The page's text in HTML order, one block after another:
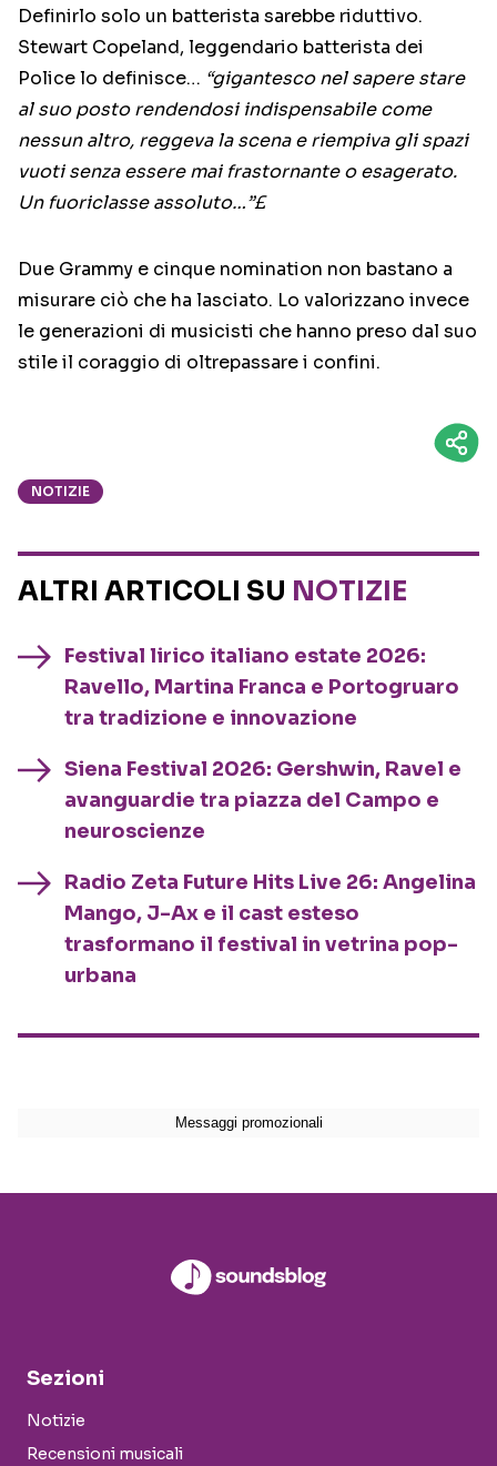
Definirlo solo un batterista sarebbe riduttivo.
Stewart Copeland, leggendario batterista dei
Police lo definisce… “gigantesco nel sapere stare
al suo posto rendendosi indispensabile come
nessun altro, reggeva la scena e riempiva gli spazi
vuoti senza essere mai frastornante o esagerato.
Un fuoriclasse assoluto…”£
Due Grammy e cinque nomination non bastano a
misurare ciò che ha lasciato. Lo valorizzano invece
le generazioni di musicisti che hanno preso dal suo
stile il coraggio di oltrepassare i confini.
NOTIZIE
ALTRI ARTICOLI SU NOTIZIE
Festival lirico italiano estate 2026:
Ravello, Martina Franca e Portogruaro
tra tradizione e innovazione
Siena Festival 2026: Gershwin, Ravel e
avanguardie tra piazza del Campo e
neuroscienze
Radio Zeta Future Hits Live 26: Angelina
Mango, J-Ax e il cast esteso
trasformano il festival in vetrina pop-
urbana
Sezioni
Notizie
Recensioni musicali